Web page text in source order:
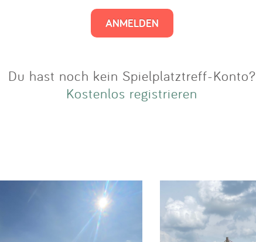
Anmelden
Du hast noch kein Spielplatztreff-Konto?
Kostenlos registrieren